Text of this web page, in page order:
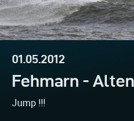
01.05.2012
Fehmarn -
Jump !!!